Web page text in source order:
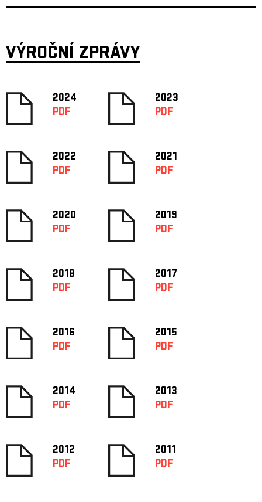
VÝROČNÍ ZPRÁVY
2024
PDF
2023
PDF
2022
PDF
2021
PDF
2020
PDF
2019
PDF
2018
PDF
2017
PDF
2016
PDF
2015
PDF
2014
PDF
2013
PDF
2012
PDF
2011
PDF